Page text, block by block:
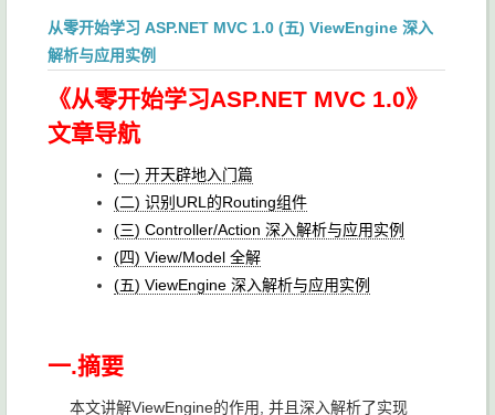
从零开始学习 ASP.NET MVC 1.0 (五) ViewEngine 深入
解析与应用实例
《从零开始学习ASP.NET MVC 1.0》
文章导航
(一) 开天辟地入门篇
(二) 识别URL的Routing组件
(三) Controller/Action 深入解析与应用实例
(四) View/Model 全解
(五) ViewEngine 深入解析与应用实例
一.摘要
本文讲解ViewEngine的作用, 并且深入解析了实现